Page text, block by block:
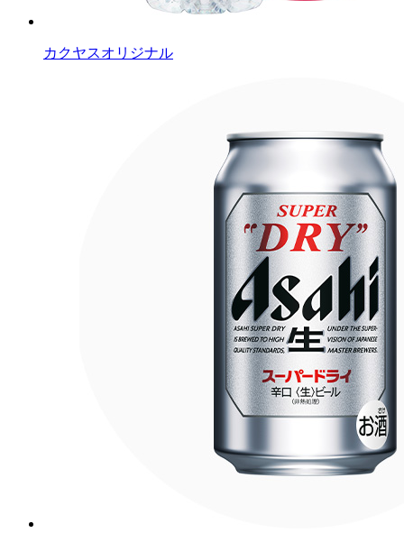
カクヤスオリジナル